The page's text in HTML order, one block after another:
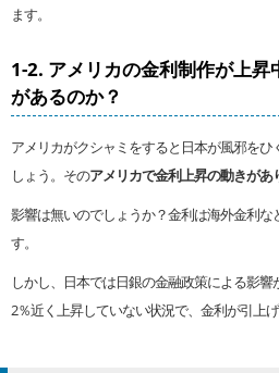
ます。
1-2. アメリカの金利制作が上
があるのか？
アメリカがクシャミをすると日本が風邪を
しょう。そのアメリカで金利上昇の動きがあ
影響は無いのでしょうか？金利は海外金利な
す。
しかし、日本では日銀の金融政策による影
2％近く上昇していない状況で、金利が引上